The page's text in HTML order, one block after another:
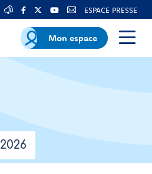
ESPACE PRESSE
Mon espace